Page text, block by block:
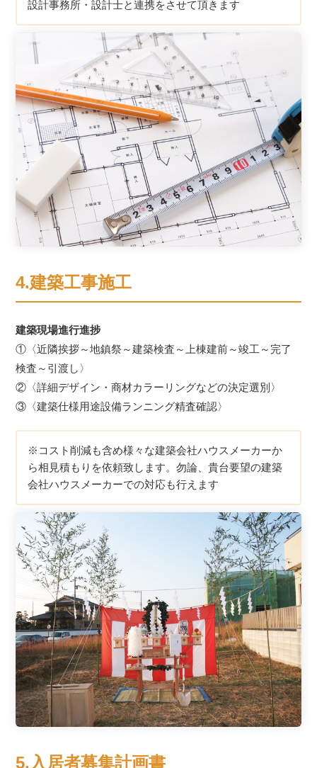
設計事務所・設計士と連携をさせて頂きます
4.建築工事施工
建築現場進行進捗
①〈近隣挨拶～地鎮祭～建築検査～上棟建前～竣工～完了
検査～引渡し〉
②〈詳細デザイン・商材カラーリングなどの決定選別〉
③〈建築仕様用途設備ランニング精査確認〉
※コスト削減も含め様々な建築会社ハウスメーカーか
ら相見積もりを依頼致します。勿論、貴台要望の建築
会社ハウスメーカーでの対応も行えます
5.入居者募集計画書